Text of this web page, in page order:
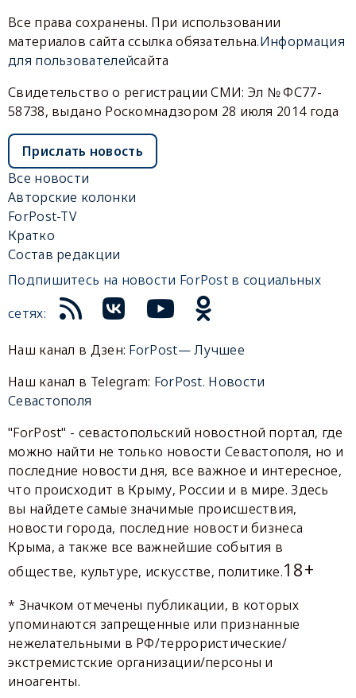
Все права сохранены. При использовании
материалов сайта ссылка обязательна.Информация
для пользователейсайта
Свидетельство о регистрации СМИ: Эл № ФС77-
58738, выдано Роскомнадзором 28 июля 2014 года
Прислать новость
Все новости
Авторские колонки
ForPost-TV
Кратко
Состав редакции
Подпишитесь на новости ForPost в социальных
сетях:
Наш канал в Дзен: ForPost— Лучшее
Наш канал в Telegram: ForPost. Новости
Севастополя
"ForPost" - севастопольский новостной портал, где
можно найти не только новости Севастополя, но и
последние новости дня, все важное и интересное,
что происходит в Крыму, России и в мире. Здесь
вы найдете самые значимые происшествия,
новости города, последние новости бизнеса
Крыма, а также все важнейшие события в
обществе, культуре, искусстве, политике.18+
* Значком отмечены публикации, в которых
упоминаются запрещенные или признанные
нежелательными в РФ/террористические/
экстремистские организации/персоны и
иноагенты.